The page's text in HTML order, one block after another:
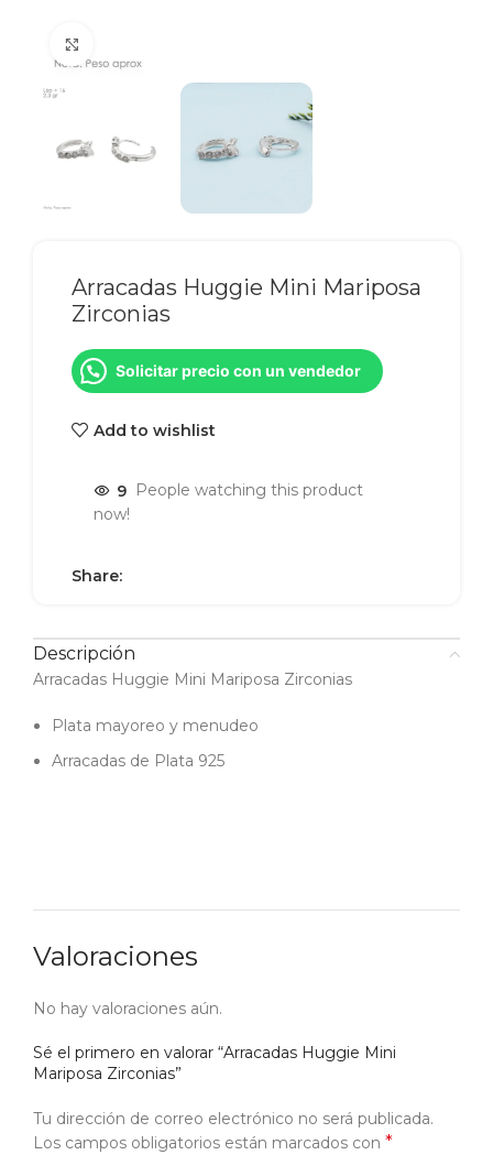
Arracadas Huggie Mini Mariposa
Zirconias
Solicitar precio con un vendedor
Add to wishlist
9 People watching this product
now!
Share:
Descripción
Arracadas Huggie Mini Mariposa Zirconias
Plata mayoreo y menudeo
Arracadas de Plata 925
Valoraciones
No hay valoraciones aún.
Sé el primero en valorar “Arracadas Huggie Mini
Mariposa Zirconias”
Tu dirección de correo electrónico no será publicada.
Los campos obligatorios están marcados con *